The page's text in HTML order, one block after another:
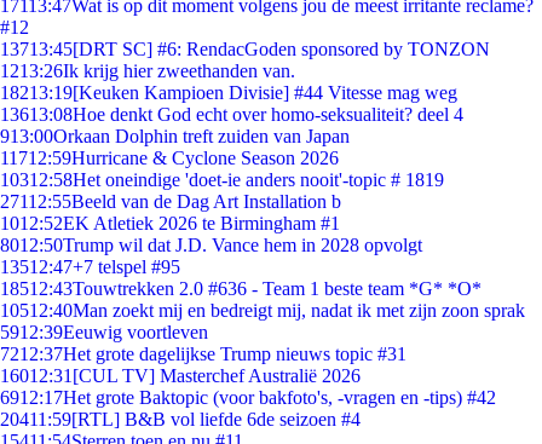
17113:47Wat is op dit moment volgens jou de meest irritante reclame?
#12
13713:45[DRT SC] #6: RendacGoden sponsored by TONZON
1213:26Ik krijg hier zweethanden van.
18213:19[Keuken Kampioen Divisie] #44 Vitesse mag weg
13613:08Hoe denkt God echt over homo-seksualiteit? deel 4
913:00Orkaan Dolphin treft zuiden van Japan
11712:59Hurricane & Cyclone Season 2026
10312:58Het oneindige 'doet-ie anders nooit'-topic # 1819
27112:55Beeld van de Dag Art Installation b
1012:52EK Atletiek 2026 te Birmingham #1
8012:50Trump wil dat J.D. Vance hem in 2028 opvolgt
13512:47+7 telspel #95
18512:43Touwtrekken 2.0 #636 - Team 1 beste team *G* *O*
10512:40Man zoekt mij en bedreigt mij, nadat ik met zijn zoon sprak
5912:39Eeuwig voortleven
7212:37Het grote dagelijkse Trump nieuws topic #31
16012:31 [CUL TV] Masterchef Australië 2026
6912:17Het grote Baktopic (voor bakfoto's, -vragen en -tips) #42
20411:59[RTL] B&B vol liefde 6de seizoen #4